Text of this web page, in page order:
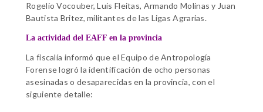
Rogelio Vocouber, Luis Fleitas, Armando Molinas y Juan
Bautista Britez, militantes de las Ligas Agrarias.
La actividad del EAFF en la provincia
La fiscalía informó que el Equipo de Antropología
Forense logró la identificación de ocho personas
asesinadas o desaparecidas en la provincia, con el
siguiente detalle: